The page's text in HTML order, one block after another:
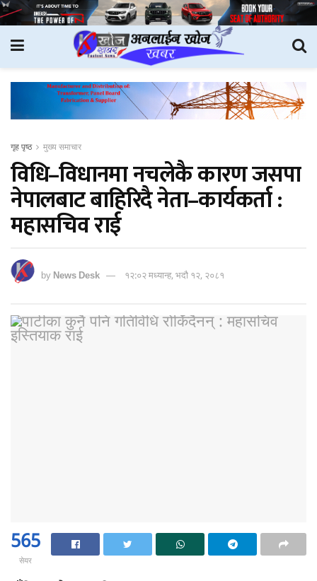
गृह पृष्ठ मुख्य समाचार
विधि–विधानमा नचलेकै कारण जसपा
नेपालबाट बाहिरिदै नेता–कार्यकर्ता :
महासचिव राई
byNews Desk १२:०२ मध्यान्ह, भदौ १२, २०८१
565
सेयर